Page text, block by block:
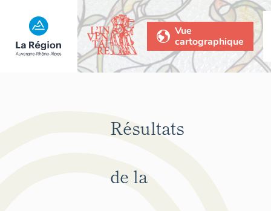
Vue
cartographique
Résultats
de la